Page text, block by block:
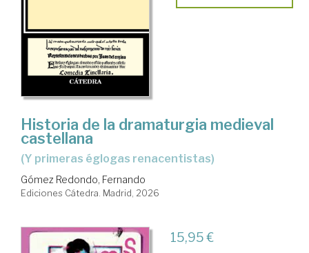
Historia de la dramaturgia medieval
castellana
(y primeras églogas renacentistas)
Gómez Redondo, Fernando
Ediciones Cátedra. Madrid, 2026
15,95 €